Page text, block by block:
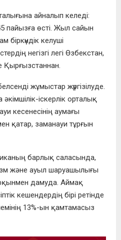
айналып келеді:
пайызға өсті. Жыл сайын
келуші
негізгі легі Өзбекстан,
Қырғызстаннан.
жұмыстар жүргізілуде.
іскерлік орталық
кесенесінің аумағы
қатар, заманауи тұрғын
барлық саласында,
және ауыл шаруашылығы
дамуда. Аймақ
кешендердің бірі ретінде
13%-ын қамтамасыз